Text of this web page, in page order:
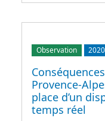
Observation 2020
Provence-
place d’un
temps réel